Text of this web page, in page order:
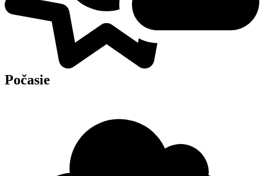
Počasie